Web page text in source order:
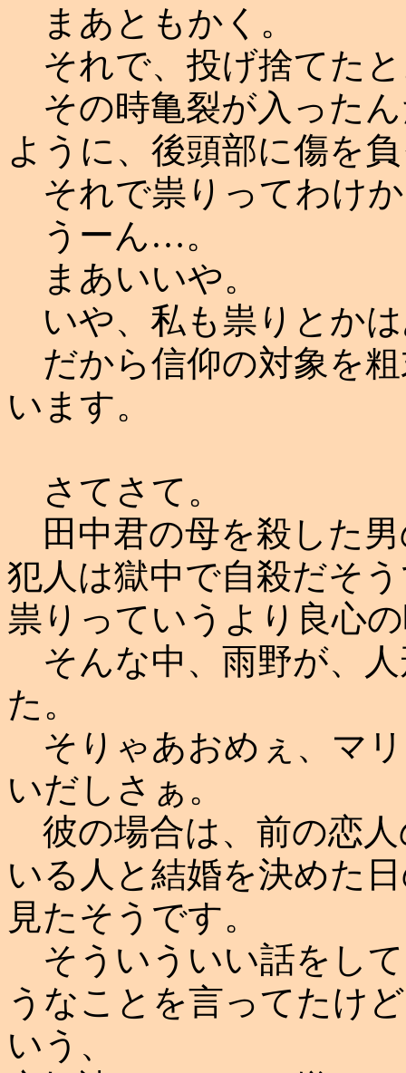
まあともかく。
それで、投げ捨てた
その時亀裂が入った
ように、後頭部に傷を
それで祟りってわけ
うーん…。
まあいいや。
いや、私も祟りとか
だから信仰の対象を
います。
さてさて。
田中君の母を殺した
犯人は獄中で自殺だそ
祟りっていうより良心
そんな中、雨野が、
た。
そりゃあおめぇ、マ
いだしさぁ。
彼の場合は、前の恋
いる人と結婚を決めた
見たそうです。
そういういい話をし
うなことを言ってたけ
いう、